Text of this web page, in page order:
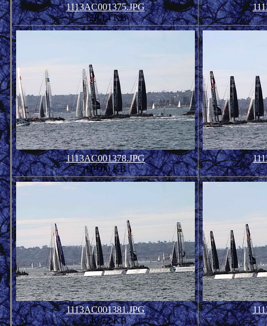
1113AC001375.JPG
128.14 KB
1113AC001378.JPG
119.00 KB
1113AC001381.JPG
140.72 KB